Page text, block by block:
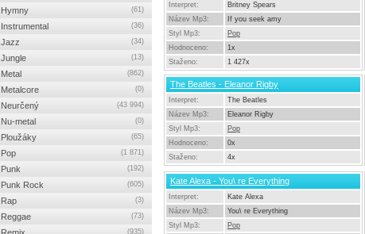
Interpret:
Britney Spears
Název Mp3:
If you seek amy
Styl Mp3:
Pop
Hodnoceno:
1x
Staženo:
1 427x
The Beatles - Eleanor Rigby
Interpret:
The Beatles
Název Mp3:
Eleanor Rigby
Styl Mp3:
Pop
Hodnoceno:
0x
Staženo:
4x
Kate Alexa - You\ re Everything
Interpret:
Kate Alexa
Název Mp3:
You\ re Everything
Styl Mp3:
Pop
Hymny (61)
Instrumental (36)
Jazz (34)
Jungle (13)
Metal (862)
Metalcore (0)
Neurčený (43 994)
Nu-metal (0)
Ploužáky (65)
Pop (1 871)
Punk (192)
Punk Rock (605)
Rap (3)
Reggae (73)
(935)